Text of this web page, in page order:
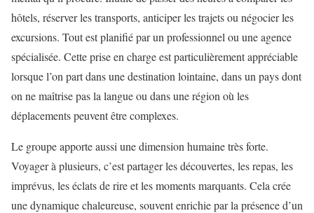
hôtels, réserver les transports, anticiper les trajets ou négocier les
excursions. Tout est planifié par un professionnel ou une agence
spécialisée. Cette prise en charge est particulièrement appréciable
lorsque l’on part dans une destination lointaine, dans un pays dont
on ne maîtrise pas la langue ou dans une région où les
déplacements peuvent être complexes.
Le groupe apporte aussi une dimension humaine très forte.
Voyager à plusieurs, c’est partager les découvertes, les repas, les
imprévus, les éclats de rire et les moments marquants. Cela crée
une dynamique chaleureuse, souvent enrichie par la présence d’un